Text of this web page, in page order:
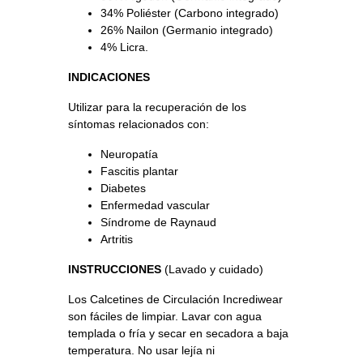
34% Poliéster (Carbono integrado)
26% Nailon (Germanio integrado)
4% Licra.
INDICACIONES
Utilizar para la recuperación de los
síntomas relacionados con:
Neuropatía
Fascitis plantar
Diabetes
Enfermedad vascular
Síndrome de Raynaud
Artritis
INSTRUCCIONES (Lavado y cuidado)
Los Calcetines de Circulación Incrediwear
son fáciles de limpiar. Lavar con agua
templada o fría y secar en secadora a baja
temperatura. No usar lejía ni